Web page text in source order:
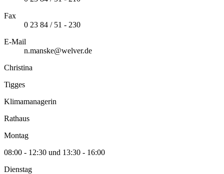
Fax
0 23 84 / 51 - 230
E-Mail
n.manske@welver.de
Christina
Tigges
Klimamanagerin
Rathaus
Montag
08:00 - 12:30 und 13:30 - 16:00
Dienstag